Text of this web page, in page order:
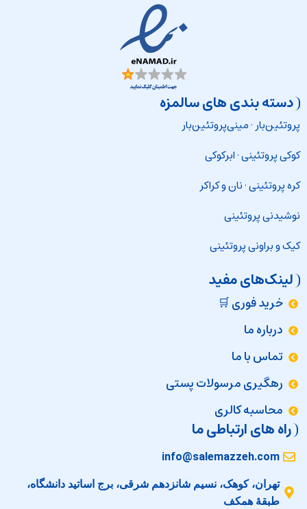
دسته بندی های سالمزه
پروتئین‌بار·مینی‌پروتئین‌بار
کوکی پروتئینی·ابرکوکی
کره پروتئینی·نان و کراکر
نوشیدنی پروتئینی
کیک و براونی پروتئینی
لینک‌های مفید
خرید فوری 🛒
درباره ما
تماس با ما
رهگیری مرسولات پستی
محاسبه کالری
راه های ارتباطی ما
info@salemazzeh.com
تهران، کوهک، نسیم شانزدهم شرقی، برج اساتید دانشگاه،
طبقهٔ همکف